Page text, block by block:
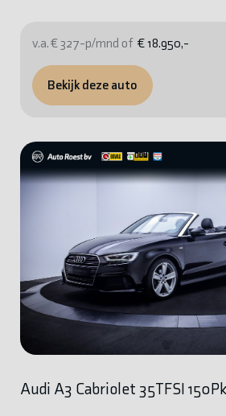
v.a. € 327-p/mnd of € 18.950,-
Bekijk deze auto
Audi A3 Cabriolet 35TFSI